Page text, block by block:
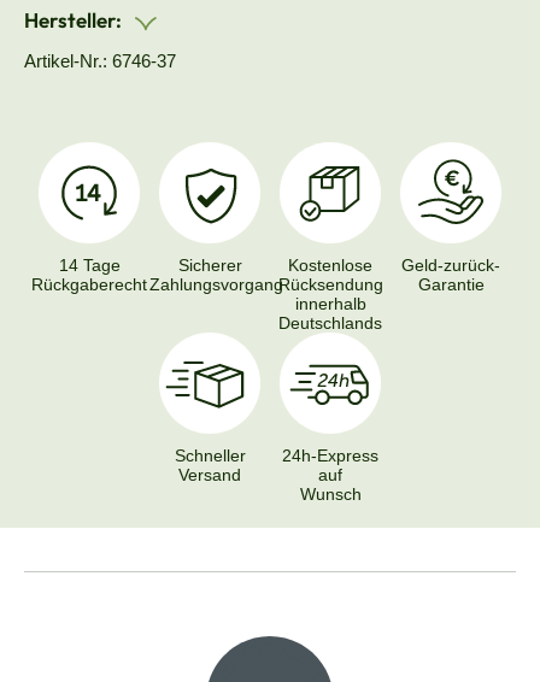
Hersteller:
Artikel-Nr.: 6746-37
14 Tage
Rückgaberecht
Sicherer
Zahlungsvorgang
Kostenlose
Rücksendung
innerhalb
Deutschlands
Geld-zurück-
Garantie
Schneller
Versand
24h-Express
auf
Wunsch